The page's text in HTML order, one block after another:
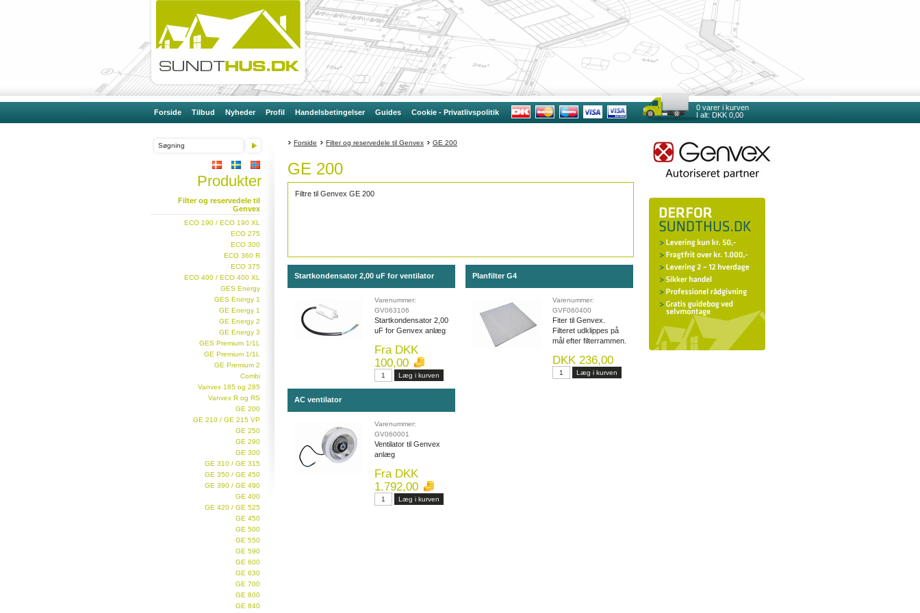
Forside Tilbud Nyheder Profil Handelsbetingelser Guides Cookie - Privatlivspolitik
0 varer i kurven
I alt: DKK 0,00
Produkter
Filter og reservedele til
Genvex
ECO 190 / ECO 190 XL
ECO 275
ECO 300
ECO 360 R
ECO 375
ECO 400 / ECO 400 XL
GES Energy
GES Energy 1
GE Energy 1
GE Energy 2
GE Energy 3
GES Premium 1/1L
GE Premium 1/1L
GE Premium 2
Combi
Vanvex 185 og 285
Vanvex R og RS
GE 200
GE 210 / GE 215 VP
GE 250
GE 290
GE 300
GE 310 / GE 315
GE 350 / GE 450
GE 390 / GE 490
GE 400
GE 420 / GE 525
GE 450
GE 500
GE 550
GE 590
GE 600
GE 630
GE 700
GE 800
GE 840
Forside Filter og reservedele til Genvex GE 200
GE 200
Filtre til Genvex GE 200
Startkondensator 2,00 uF for ventilator
Varenummer:
GV063106
Startkondensator 2,00
uF for Genvex anlæg
Fra DKK
100,00
Planfilter G4
Varenummer:
GVF060400
Fiter til Genvex.
Filteret udklippes på
mål efter filterrammen.
DKK 236,00
AC ventilator
Varenummer:
GV060001
Ventilator til Genvex
anlæg
Fra DKK
1.792,00